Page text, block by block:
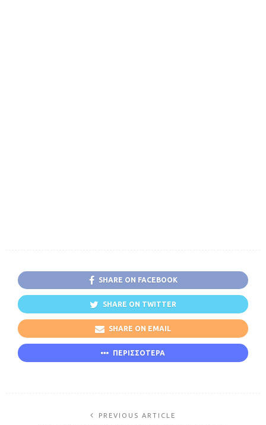
SHARE ON FACEBOOK
SHARE ON TWITTER
SHARE ON EMAIL
ΠΕΡΙΣΣΟΤΕΡΑ
PREVIOUS ARTICLE